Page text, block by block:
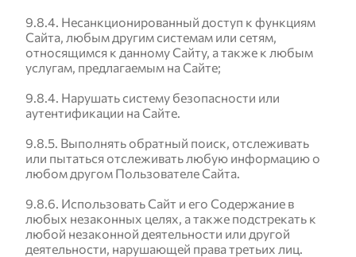
9.8.4. Несанкционированный доступ к функциям
Сайта, любым другим системам или сетям,
относящимся к данному Сайту, а также к любым
услугам, предлагаемым на Сайте;
9.8.4. Нарушать систему безопасности или
аутентификации на Сайте.
9.8.5. Выполнять обратный поиск, отслеживать
или пытаться отслеживать любую информацию о
любом другом Пользователе Сайта.
9.8.6. Использовать Сайт и его Содержание в
любых незаконных целях, а также подстрекать к
любой незаконной деятельности или другой
деятельности, нарушающей права третьих лиц.